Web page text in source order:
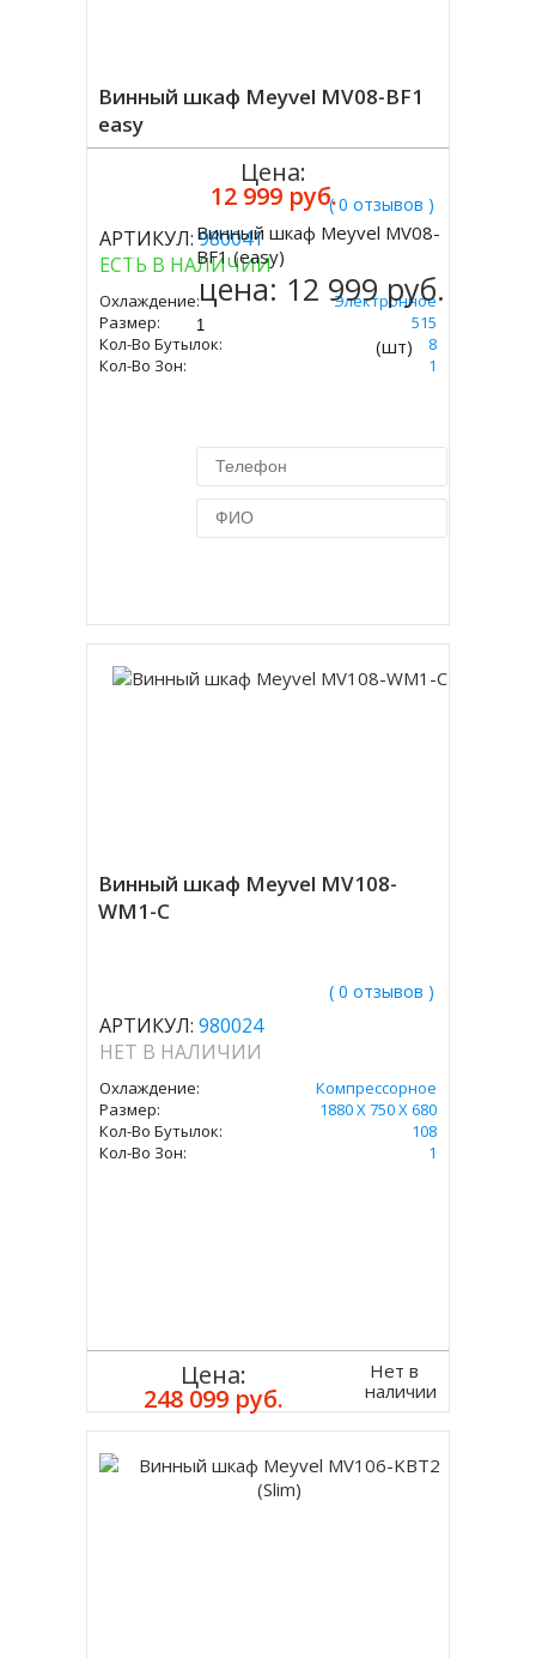
Винный шкаф Meyvel MV08-BF1
easy
( 0 отзывов )
АРТИКУЛ:980041
ЕСТЬ В НАЛИЧИИ
Охлаждение:
Электронное
Размер:
275 Х 410 Х 515
Кол-Во Бутылок:
8
Кол-Во Зон:
1
Цена:
12 999 руб.
Купить
Винный шкаф Meyvel MV08-
BF1 (easy)
цена: 12 999 руб.
(шт)
Винный шкаф Meyvel MV108-
WM1-C
( 0 отзывов )
АРТИКУЛ: 980024
НЕТ В НАЛИЧИИ
Охлаждение:
Компрессорное
Размер:
1880 Х 750 Х 680
Кол-Во Бутылок:
108
Кол-Во Зон:
1
Цена:
248 099 руб.
Нет в
наличии